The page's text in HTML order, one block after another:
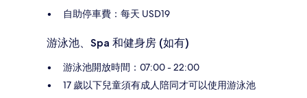
自助停車費：每天 USD19
游泳池、Spa 和健身房 (如有)
游泳池開放時間：07:00 - 22:00
17 歲以下兒童須有成人陪同才可以使用游泳池